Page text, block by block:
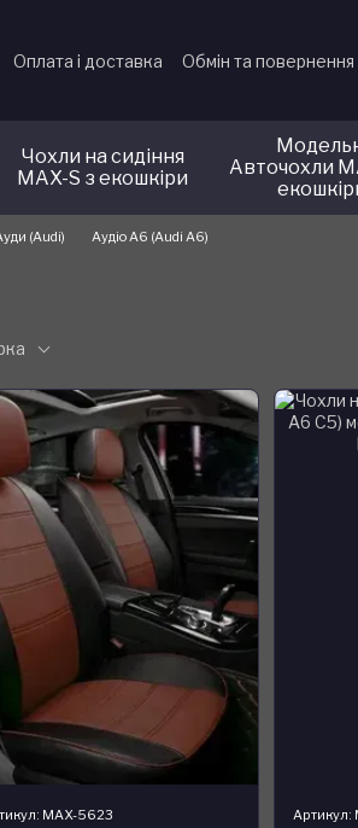
Оплата і доставка Обмін та повернення
Чохли на сидіння
MAX-S з екошкіри
Авточохли
(Audi) Аудіо А6 (Audi A6)
MAX-5623 Артикул: